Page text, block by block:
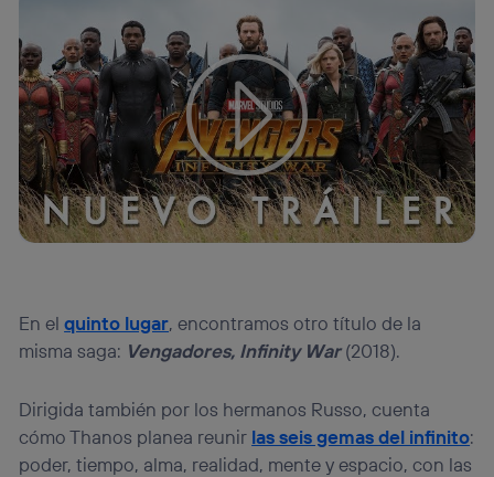
Tu configuración de cookies no permite la visualización de
este contenido
Configurar cookies
En elquinto lugar, encontramos otro título de la
misma saga: Vengadores, Infinity War(2018).
Dirigida también por los hermanos Russo, cuenta
cómo Thanos planea reunir las seis gemas del infinito:
poder, tiempo, alma, realidad, mente y espacio, con las